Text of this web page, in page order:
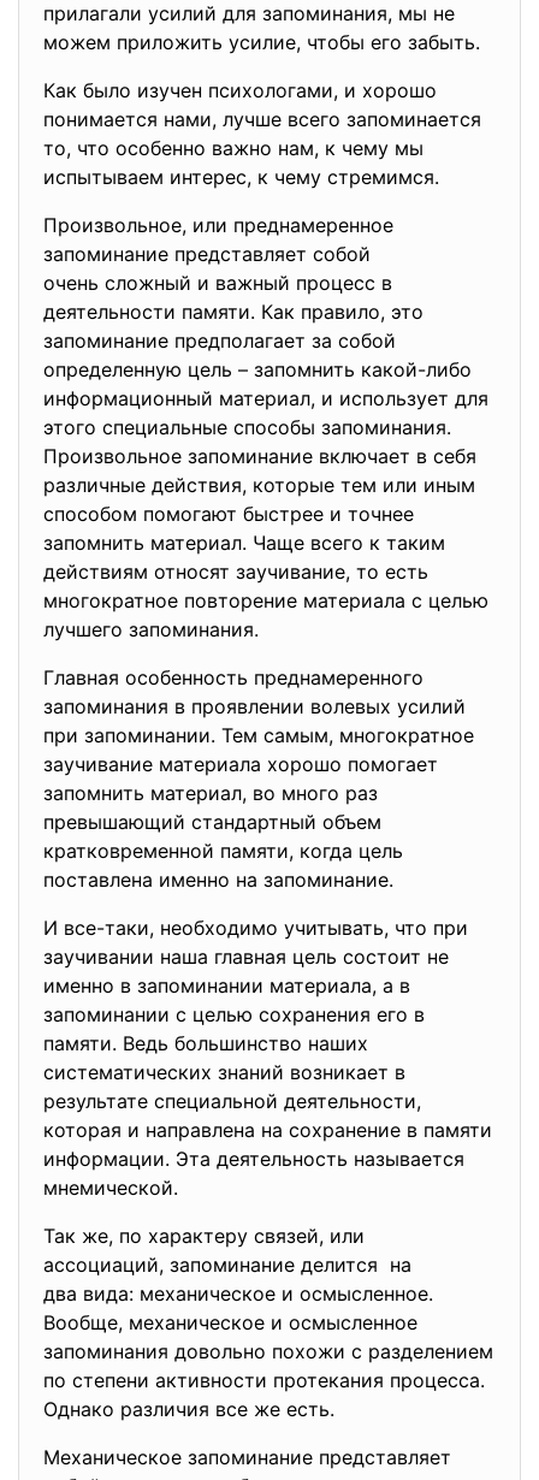
прилагали усилий для запоминания, мы не
можем приложить усилие, чтобы его забыть.
Как было изучен психологами, и хорошо
понимается нами, лучше всего запоминается
то, что особенно важно нам, к чему мы
испытываем интерес, к чему стремимся.
Произвольное, или преднамеренное
запоминание представляет собой
очень сложный и важный процесс в
деятельности памяти. Как правило, это
запоминание предполагает за собой
определенную цель – запомнить какой-либо
информационный материал, и использует для
этого специальные способы запоминания.
Произвольное запоминание включает в себя
различные действия, которые тем или иным
способом помогают быстрее и точнее
запомнить материал. Чаще всего к таким
действиям относят заучивание, то есть
многократное повторение материала с целью
лучшего запоминания.
Главная особенность преднамеренного
запоминания в проявлении волевых усилий
при запоминании. Тем самым, многократное
заучивание материала хорошо помогает
запомнить материал, во много раз
превышающий стандартный объем
кратковременной памяти, когда цель
поставлена именно на запоминание.
И все-таки, необходимо учитывать, что при
заучивании наша главная цель состоит не
именно в запоминании материала, а в
запоминании с целью сохранения его в
памяти. Ведь большинство наших
систематических знаний возникает в
результате специальной деятельности,
которая и направлена на сохранение в памяти
информации. Эта деятельность называется
мнемической.
Так же, по характеру связей, или
ассоциаций, запоминание делится на
два вида: механическое и осмысленное.
Вообще, механическое и осмысленное
запоминания довольно похожи с разделением
по степени активности протекания процесса.
Однако различия все же есть.
Механическое запоминание представляет